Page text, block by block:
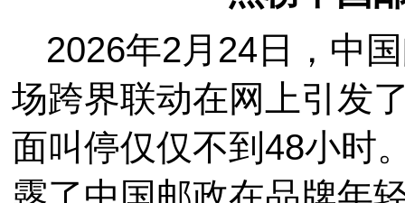
2026年2月24日，中
场跨界联动在网上引发
面叫停仅仅不到48小时